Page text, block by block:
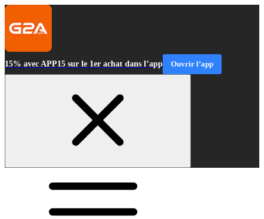
15% avec APP15 sur le 1er achat dans l’app Ouvrir l’app